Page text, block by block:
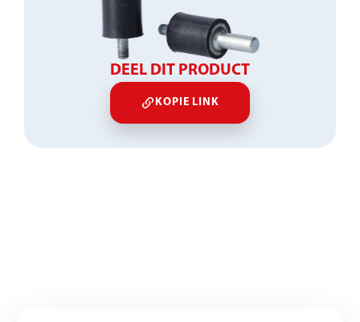
DEEL DIT PRODUCT
KOPIE LINK